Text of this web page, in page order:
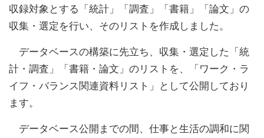
収録対象とする「統計」「調査」「書籍」「論文」の
収集・選定を行い、そのリストを作成しました。
データベースの構築に先立ち、収集・選定した「統
計・調査」「書籍・論文」のリストを、「ワーク・ラ
イフ・バランス関連資料リスト」として公開しており
ます。
データベース公開までの間、仕事と生活の調和に関